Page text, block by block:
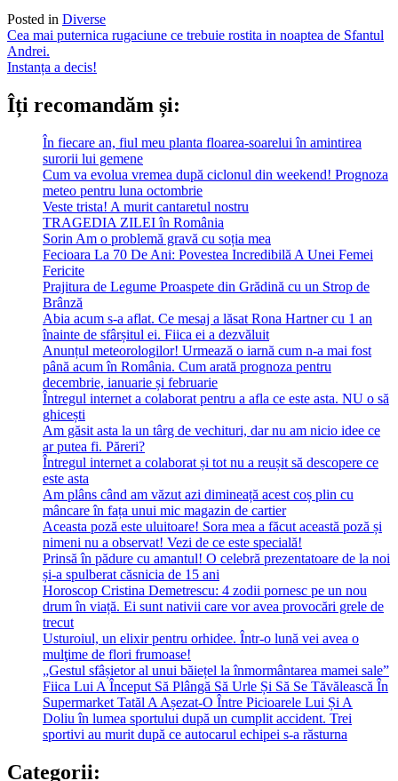
Posted in Diverse
Post
navigation
Cea mai puternica rugaciune ce trebuie rostita in noaptea de Sfantul
Andrei.
Instanța a decis!
Îți recomandăm și:
În fiecare an, fiul meu planta floarea-soarelui în amintirea
surorii lui gemene
Cum va evolua vremea după ciclonul din weekend! Prognoza
meteo pentru luna octombrie
Veste trista! A murit cantaretul nostru
TRAGEDIA ZILEI în România
Sorin Am o problemă gravă cu soția mea
Fecioara La 70 De Ani: Povestea Incredibilă A Unei Femei
Fericite
Prajitura de Legume Proaspete din Grădină cu un Strop de
Brânză
Abia acum s-a aflat. Ce mesaj a lăsat Rona Hartner cu 1 an
înainte de sfârșitul ei. Fiica ei a dezvăluit
Anunțul meteorologilor! Urmează o iarnă cum n-a mai fost
până acum în România. Cum arată prognoza pentru
decembrie, ianuarie și februarie
Întregul internet a colaborat pentru a afla ce este asta. NU o să
ghicești
Am găsit asta la un târg de vechituri, dar nu am nicio idee ce
ar putea fi. Păreri?
Întregul internet a colaborat și tot nu a reușit să descopere ce
este asta
Am plâns când am văzut azi dimineață acest coș plin cu
mâncare în fața unui mic magazin de cartier
Aceasta poză este uluitoare! Sora mea a făcut această poză și
nimeni nu a observat! Vezi de ce este specială!
Prinsă în pădure cu amantul! O celebră prezentatoare de la noi
și-a spulberat căsnicia de 15 ani
Horoscop Cristina Demetrescu: 4 zodii pornesc pe un nou
drum în viață. Ei sunt nativii care vor avea provocări grele de
trecut
Usturoiul, un elixir pentru orhidee. Într-o lună vei avea o
mulţime de flori frumoase!
„Gestul sfâșietor al unui băiețel la înmormântarea mamei sale”
Fiica Lui A Început Să Plângă Să Urle Și Să Se Tăvălească În
Supermarket Tatăl A Așezat-O Între Picioarele Lui Și A
Doliu în lumea sportului după un cumplit accident. Trei
sportivi au murit după ce autocarul echipei s-a răsturna
Categorii: